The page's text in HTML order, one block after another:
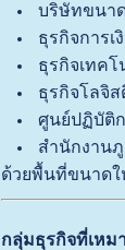
บริษัทขนา
ธุรกิจการเ
ธุรกิจเทคโ
ธุรกิจโลจิ
ศูนย์ปฏิบัติก
สำนักงานภู
ด้วยพื้นที่ขนาดใ
กลุ่มธุรกิจที่เหม